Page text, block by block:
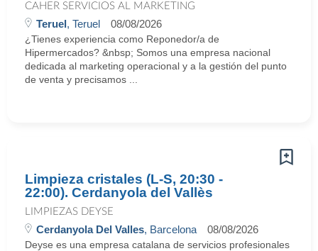
CAHER SERVICIOS AL MARKETING
Teruel, Teruel 08/08/2026
¿Tienes experiencia como Reponedor/a de
Hipermercados? &nbsp; Somos una empresa nacional
dedicada al marketing operacional y a la gestión del punto
de venta y precisamos ...
Limpieza cristales (L-S, 20:30 -
22:00). Cerdanyola del Vallès
LIMPIEZAS DEYSE
Cerdanyola Del Valles, Barcelona 08/08/2026
Deyse es una empresa catalana de servicios profesionales